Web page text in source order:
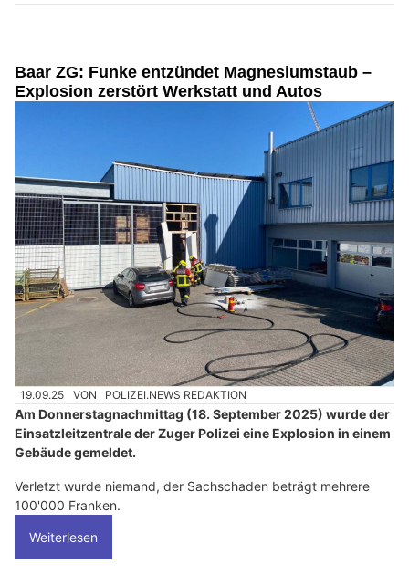
Baar ZG: Funke entzündet Magnesiumstaub –
Explosion zerstört Werkstatt und Autos
19.09.25 VON POLIZEI.NEWS REDAKTION
Am Donnerstagnachmittag (18. September 2025) wurde der
Einsatzleitzentrale der Zuger Polizei eine Explosion in einem
Gebäude gemeldet.
Verletzt wurde niemand, der Sachschaden beträgt mehrere
100'000 Franken.
Weiterlesen